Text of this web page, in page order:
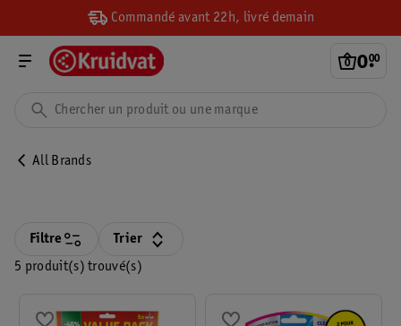
Commandé avant 22h, livré demain
0.
00
All Brands
5 produit(s) trouvé(s)
Filtre Trier